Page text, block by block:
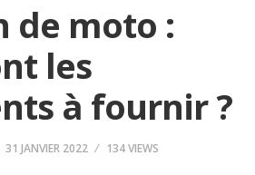
de moto :
les
à fournir ?
31 JANVIER 2022 134 VIEWS